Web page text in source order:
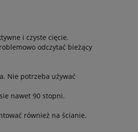
i czyste cięcie.
odczytać bieżący
Nie potrzeba używać
nawet 90 stopni.
również na ścianie.